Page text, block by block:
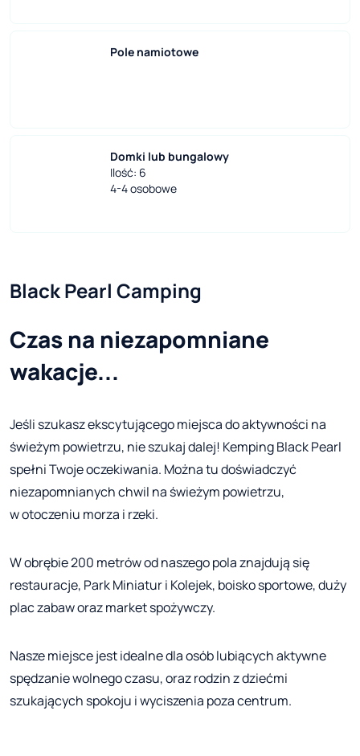
Pole namiotowe
Domki lub bungalowy
Ilość: 6
4-4 osobowe
Black Pearl Camping
Czas na niezapomniane
wakacje...
Jeśli szukasz ekscytującego miejsca do aktywności na
świeżym powietrzu, nie szukaj dalej! Kemping Black Pearl
spełni Twoje oczekiwania. Można tu doświadczyć
niezapomnianych chwil na świeżym powietrzu,
w otoczeniu morza i rzeki.
W obrębie 200 metrów od naszego pola znajdują się
restauracje, Park Miniatur i Kolejek, boisko sportowe, duży
plac zabaw oraz market spożywczy.
Nasze miejsce jest idealne dla osób lubiących aktywne
spędzanie wolnego czasu, oraz rodzin z dziećmi
szukających spokoju i wyciszenia poza centrum.